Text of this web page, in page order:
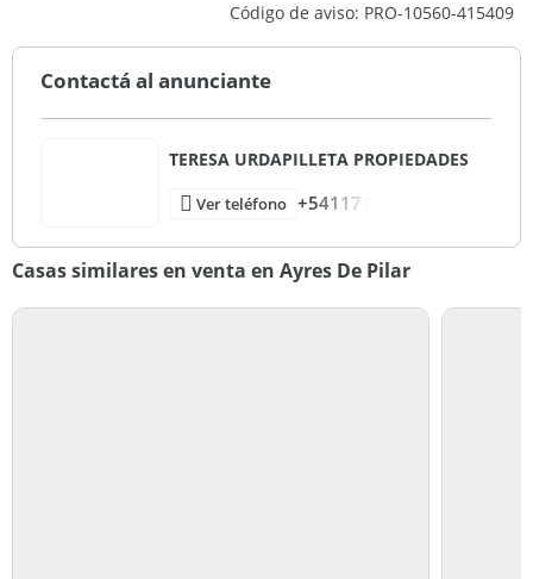
Código de aviso: PRO-10560-415409
Contactá al anunciante
TERESA URDAPILLETA PROPIEDADES
Ver teléfono +541171
Casas similares en venta en Ayres De Pilar